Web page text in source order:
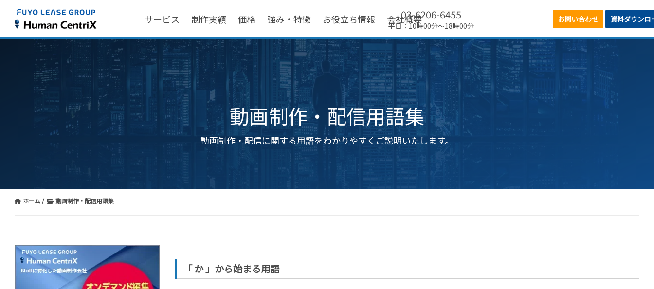
サービス 制作実績 価格 強み・特徴 お役立ち情報 会社概要
03-6206-6455
平日：10時00分～18時00分
お問い合わせ 資料ダウンロ
動画制作・配信用語集
動画制作・配信に関する用語をわかりやすくご説明いたします。
ホーム 動画制作・配信用語集
「 か 」から始まる用語